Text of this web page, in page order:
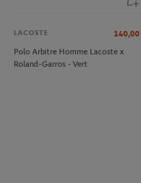
LACOSTE 140,00
Polo Arbitre Homme Lacoste x
Roland-Garros - Vert